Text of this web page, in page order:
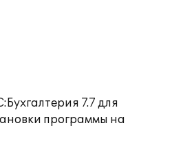
7.7 для
программы на